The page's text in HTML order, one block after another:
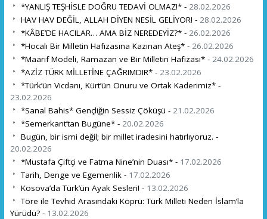
*YANLIŞ TEŞHİSLE DOĞRU TEDAVİ OLMAZ!* - 28.02.2026
HAV HAV DEĞİL, ALLAH DİYEN NESİL GELİYOR! - 28.02.2026
*KÂBE’DE HACILAR… AMA BİZ NEREDEYİZ?* - 26.02.2026
*Hocalı Bir Milletin Hafızasına Kazınan Ateş* - 26.02.2026
*Maarif Modeli, Ramazan ve Bir Milletin Hafızası* - 24.02.2026
*AZİZ TÜRK MİLLETİNE ÇAĞRIMDIR* - 23.02.2026
*Türk’ün Vicdanı, Kürt’ün Onuru ve Ortak Kaderimiz* -
23.02.2026
*Sanal Bahis* Gençliğin Sessiz Çöküşü - 21.02.2026
*Semerkant’tan Bugüne* - 20.02.2026
Bugün, bir ismi değil; bir millet iradesini hatırlıyoruz. -
20.02.2026
*Mustafa Çiftçi ve Fatma Nine’nin Duası* - 17.02.2026
Tarih, Denge ve Egemenlik - 17.02.2026
Kosova’da Türk’ün Ayak Sesleri! - 13.02.2026
Töre ile Tevhid Arasındaki Köprü: Türk Milleti Neden İslam’la
Yürüdü? - 13.02.2026